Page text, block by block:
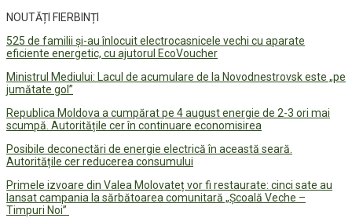
NOUTĂȚI FIERBINȚI
525 de familii și-au înlocuit electrocasnicele vechi cu aparate
eficiente energetic, cu ajutorul EcoVoucher
Ministrul Mediului: Lacul de acumulare de la Novodnestrovsk este „pe
jumătate gol”
Republica Moldova a cumpărat pe 4 august energie de 2-3 ori mai
scumpă. Autoritățile cer în continuare economisirea
Posibile deconectări de energie electrică în această seară.
Autoritățile cer reducerea consumului
Primele izvoare din Valea Molovateț vor fi restaurate: cinci sate au
lansat campania la sărbătoarea comunitară „Școală Veche –
Timpuri Noi”